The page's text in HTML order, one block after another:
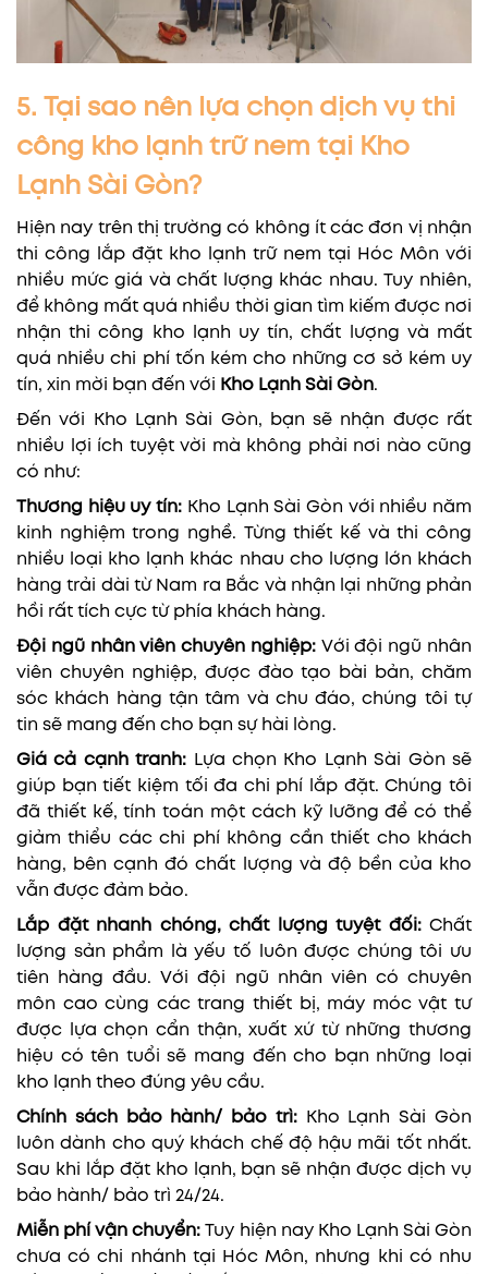
5. Tại sao nên lựa chọn dịch vụ thi
công kho lạnh trữ nem tại Kho
Lạnh Sài Gòn?
Hiện nay trên thị trường có không ít các đơn vị nhận
thi công lắp đặt kho lạnh trữ nem tại Hóc Môn với
nhiều mức giá và chất lượng khác nhau. Tuy nhiên,
để không mất quá nhiều thời gian tìm kiếm được nơi
nhận thi công kho lạnh uy tín, chất lượng và mất
quá nhiều chi phí tốn kém cho những cơ sở kém uy
tín, xin mời bạn đến với Kho Lạnh Sài Gòn.
Đến với Kho Lạnh Sài Gòn, bạn sẽ nhận được rất
nhiều lợi ích tuyệt vời mà không phải nơi nào cũng
có như:
Thương hiệu uy tín: Kho Lạnh Sài Gòn với nhiều năm
kinh nghiệm trong nghề. Từng thiết kế và thi công
nhiều loại kho lạnh khác nhau cho lượng lớn khách
hàng trải dài từ Nam ra Bắc và nhận lại những phản
hồi rất tích cực từ phía khách hàng.
Đội ngũ nhân viên chuyên nghiệp:Với đội ngũ nhân
viên chuyên nghiệp, được đào tạo bài bản, chăm
sóc khách hàng tận tâm và chu đáo, chúng tôi tự
tin sẽ mang đến cho bạn sự hài lòng.
Giá cả cạnh tranh: Lựa chọn Kho Lạnh Sài Gòn sẽ
giúp bạn tiết kiệm tối đa chi phí lắp đặt. Chúng tôi
đã thiết kế, tính toán một cách kỹ lưỡng để có thể
giảm thiểu các chi phí không cần thiết cho khách
hàng, bên cạnh đó chất lượng và độ bền của kho
vẫn được đảm bảo.
Lắp đặt nhanh chóng, chất lượng tuyệt đối:Chất
lượng sản phẩm là yếu tố luôn được chúng tôi ưu
tiên hàng đầu. Với đội ngũ nhân viên có chuyên
môn cao cùng các trang thiết bị, máy móc vật tư
được lựa chọn cẩn thận, xuất xứ từ những thương
hiệu có tên tuổi sẽ mang đến cho bạn những loại
kho lạnh theo đúng yêu cầu.
Chính sách bảo hành/ bảo trì:
Kho Lạnh Sài Gòn
luôn dành cho quý khách chế độ hậu mãi tốt nhất.
Sau khi lắp đặt kho lạnh, bạn sẽ nhận được dịch vụ
bảo hành/ bảo trì 24/24.
Miễn phí vận chuyển:Tuy hiện nay Kho Lạnh Sài Gòn
chưa có chi nhánh tại Hóc Môn, nhưng khi có nhu